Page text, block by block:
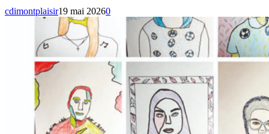
cdimontplaisir19 mai 20260